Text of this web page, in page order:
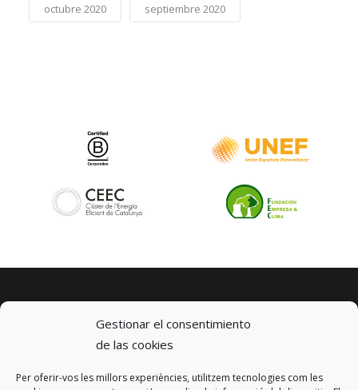
Gestionar el consentimiento
de las cookies
Per oferir-vos les millors experiències, utilitzem tecnologies com les
octubre 2020 septiembre 2020
© 2023 km0 Energy